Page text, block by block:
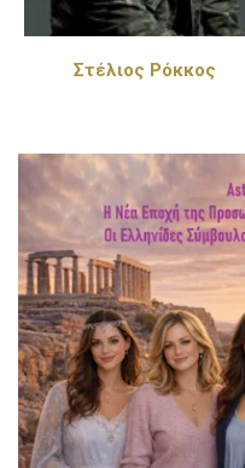
Στέλιος Διονυσίου